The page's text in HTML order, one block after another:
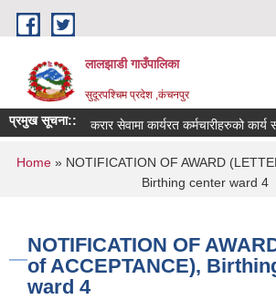
Skip to main content
लालझाडी गाउँपालिका
सुदूरपश्चिम प्रदेश ,कंचनपुर
प्रमुख सूचना:: करार सेवामा कार्यरत कर्मचारीहरुको
You are here
Home» NOTIFICATION OF AWARD
Birthing center ward 4
NOTIFICATION OF
of ACCEPTANCE),
ward 4